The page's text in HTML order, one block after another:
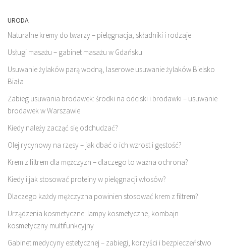
URODA
Naturalne kremy do twarzy – pielęgnacja, składniki i rodzaje
Usługi masażu – gabinet masażu w Gdańsku
Usuwanie żylaków parą wodną, laserowe usuwanie żylaków Bielsko
Biała
Zabieg usuwania brodawek: środki na odciski i brodawki – usuwanie
brodawek w Warszawie
Kiedy należy zacząć się odchudzać?
Olej rycynowy na rzęsy – jak dbać o ich wzrost i gęstość?
Krem z filtrem dla mężczyzn – dlaczego to ważna ochrona?
Kiedy i jak stosować proteiny w pielęgnacji włosów?
Dlaczego każdy mężczyzna powinien stosować krem z filtrem?
Urządzenia kosmetyczne: lampy kosmetyczne, kombajn
kosmetyczny multifunkcyjny
Gabinet medycyny estetycznej – zabiegi, korzyści i bezpieczeństwo